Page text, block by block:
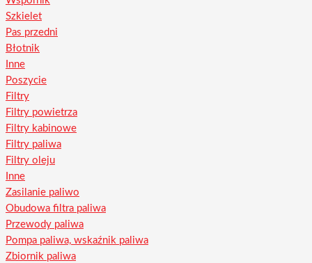
Szkielet
Pas przedni
Błotnik
Inne
Poszycie
Filtry
Filtry powietrza
Filtry kabinowe
Filtry paliwa
Filtry oleju
Inne
Zasilanie paliwo
Obudowa filtra paliwa
Przewody paliwa
Pompa paliwa, wskaźnik paliwa
Zbiornik paliwa